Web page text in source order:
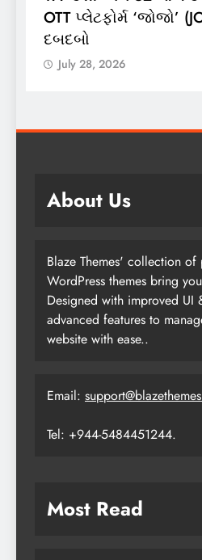
લાઈટ ઝીપ’ 10
લોન્ચિંગ
July 28, 2026
About Us
Blaze Themes' collection of
WordPress themes bring
Designed with improved UI
advanced features to
website with ease..
Email:
Tel: +944-5484451244.
Most Read